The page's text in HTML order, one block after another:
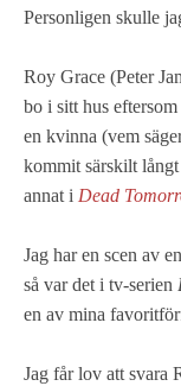
Personligen skulle
Roy Grace (Peter
bo i sitt hus
en kvinna (vem
kommit särskilt
annat i Dead
Jag har en scen av
så var det i tv-serien
en av mina
Jag får lov att svara